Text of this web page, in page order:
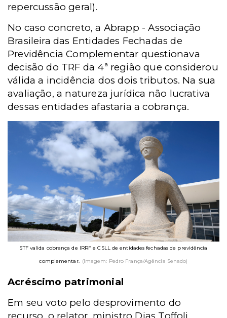
repercussão geral).
No caso concreto, a Abrapp - Associação
Brasileira das Entidades Fechadas de
Previdência Complementar questionava
decisão do TRF da 4ª região que considerou
válida a incidência dos dois tributos. Na sua
avaliação, a natureza jurídica não lucrativa
dessas entidades afastaria a cobrança.
STF valida cobrança de IRRF e CSLL de entidades fechadas de previdência
complementar.
(Imagem: Pedro França/Agência Senado)
Acréscimo patrimonial
Em seu voto pelo desprovimento do
recurso, o relator, ministro Dias Toffoli,